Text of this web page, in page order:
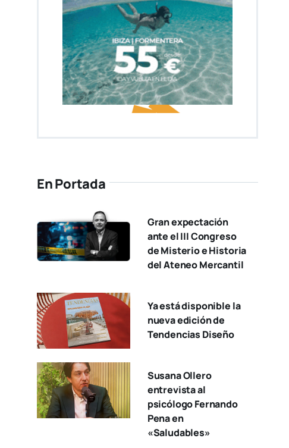
En Portada
Gran expectación
ante el III Congreso
de Misterio e Historia
del Ateneo Mercantil
Ya está disponible la
nueva edición de
Tendencias Diseño
Susana Ollero
entrevista al
psicólogo Fernando
Pena en
«Saludables»